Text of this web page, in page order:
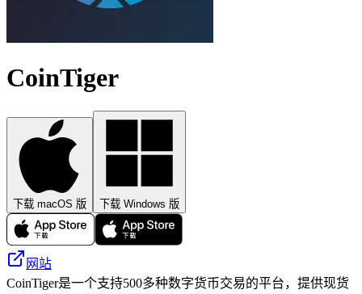
CoinTiger
下载 macOS 版 下载 Windows 版
网站
CoinTiger是一个支持500多种数字货币交易的平台，提供现货